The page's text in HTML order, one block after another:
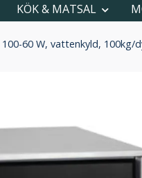
KÖK & MATSAL
100-60 W, vattenkyld, 100kg/